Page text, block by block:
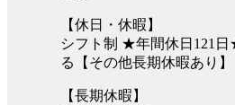
【休日・休暇】
シフト制 ★年間休日121
る【その他長期休暇あり】
【長期休暇】